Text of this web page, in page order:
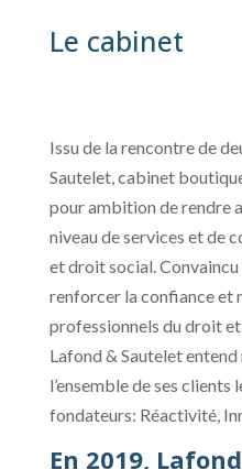
Le cabinet
Issu de la rencontre de
Sautelet, cabinet
pour ambition de rendre
niveau de services et de
et droit social. Convaincu
renforcer la confiance et
professionnels du droit et
Lafond & Sautelet
l’ensemble de ses clients
fondateurs: Réactivité,
En 2019,